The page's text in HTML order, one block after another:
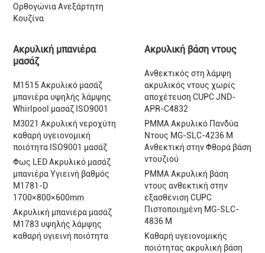
Ορθογώνια Ανεξάρτητη
Κουζίνα
Ακρυλική μπανιέρα
μασάζ
M1515 Ακρυλικό μασάζ
μπανιέρα υψηλής λάμψης
Whirlpool μασάζ ISO9001
M3021 Ακρυλική νεροχύτη
καθαρή υγειονομική
ποιότητα ISO9001 μασάζ
Φως LED Ακρυλικό μασάζ
μπανιέρα Υγιεινή βαθμός
M1781-D
1700×800×600mm
Ακρυλική μπανιέρα μασάζ
M1783 υψηλής λάμψης
καθαρή υγιεινή ποιότητα
Ακρυλική βάση ντους
Ανθεκτικός στη λάμψη
ακρυλικός ντους χωρίς
αποχέτευση CUPC JND-
APR-C4832
PMMA Ακρυλικό Πανδύα
Ντους MG-SLC-4236 M
Ανθεκτική στην Φθορά βάση
ντουζιού
PMMA Ακρυλική βάση
ντους ανθεκτική στην
εξασθένιση CUPC
Πιστοποιημένη MG-SLC-
4836 M
Καθαρή υγειονομικής
ποιότητας ακρυλική βάση